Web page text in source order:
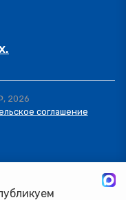
2026
соглашение